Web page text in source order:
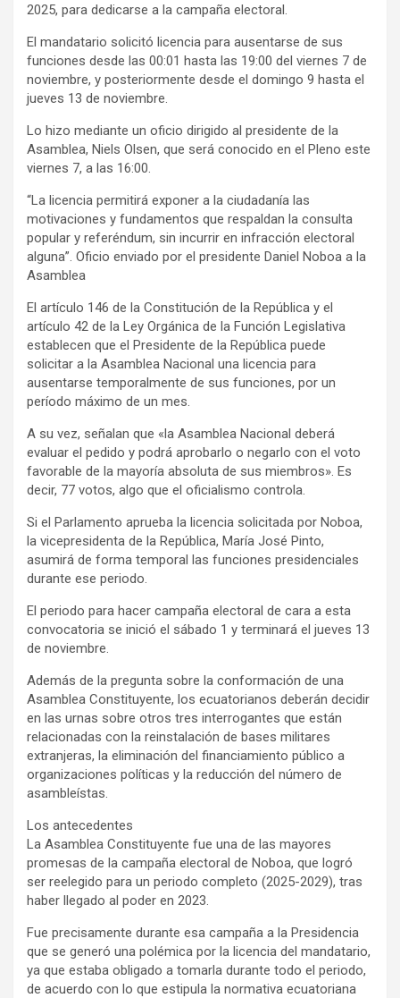
2025, para dedicarse a la campaña electoral.
El mandatario solicitó licencia para ausentarse de sus
funciones desde las 00:01 hasta las 19:00 del viernes 7 de
noviembre, y posteriormente desde el domingo 9 hasta el
jueves 13 de noviembre.
Lo hizo mediante un oficio dirigido al presidente de la
Asamblea, Niels Olsen, que será conocido en el Pleno este
viernes 7, a las 16:00.
“La licencia permitirá exponer a la ciudadanía las
motivaciones y fundamentos que respaldan la consulta
popular y referéndum, sin incurrir en infracción electoral
alguna”. Oficio enviado por el presidente Daniel Noboa a la
Asamblea
El artículo 146 de la Constitución de la República y el
artículo 42 de la Ley Orgánica de la Función Legislativa
establecen que el Presidente de la República puede
solicitar a la Asamblea Nacional una licencia para
ausentarse temporalmente de sus funciones, por un
período máximo de un mes.
A su vez, señalan que «la Asamblea Nacional deberá
evaluar el pedido y podrá aprobarlo o negarlo con el voto
favorable de la mayoría absoluta de sus miembros». Es
decir, 77 votos, algo que el oficialismo controla.
Si el Parlamento aprueba la licencia solicitada por Noboa,
la vicepresidenta de la República, María José Pinto,
asumirá de forma temporal las funciones presidenciales
durante ese periodo.
El periodo para hacer campaña electoral de cara a esta
convocatoria se inició el sábado 1 y terminará el jueves 13
de noviembre.
Además de la pregunta sobre la conformación de una
Asamblea Constituyente, los ecuatorianos deberán decidir
en las urnas sobre otros tres interrogantes que están
relacionadas con la reinstalación de bases militares
extranjeras, la eliminación del financiamiento público a
organizaciones políticas y la reducción del número de
asambleístas.
Los antecedentes
La Asamblea Constituyente fue una de las mayores
promesas de la campaña electoral de Noboa, que logró
ser reelegido para un periodo completo (2025-2029), tras
haber llegado al poder en 2023.
Fue precisamente durante esa campaña a la Presidencia
que se generó una polémica por la licencia del mandatario,
ya que estaba obligado a tomarla durante todo el periodo,
de acuerdo con lo que estipula la normativa ecuatoriana